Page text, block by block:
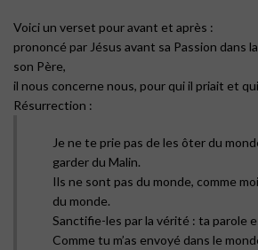
Voici un verset pour avant et après :
prononcé par Jésus avant sa Passion dans
son Père,
il nous concerne nous, pour qui il priait et
Résurrection :
Je ne te prie pas de les ôter du
garder du Malin.
Ils ne sont pas du monde, comme
du monde.
Sanctifie-les par la vérité : ta parole
Comme tu m’as envoyé dans le